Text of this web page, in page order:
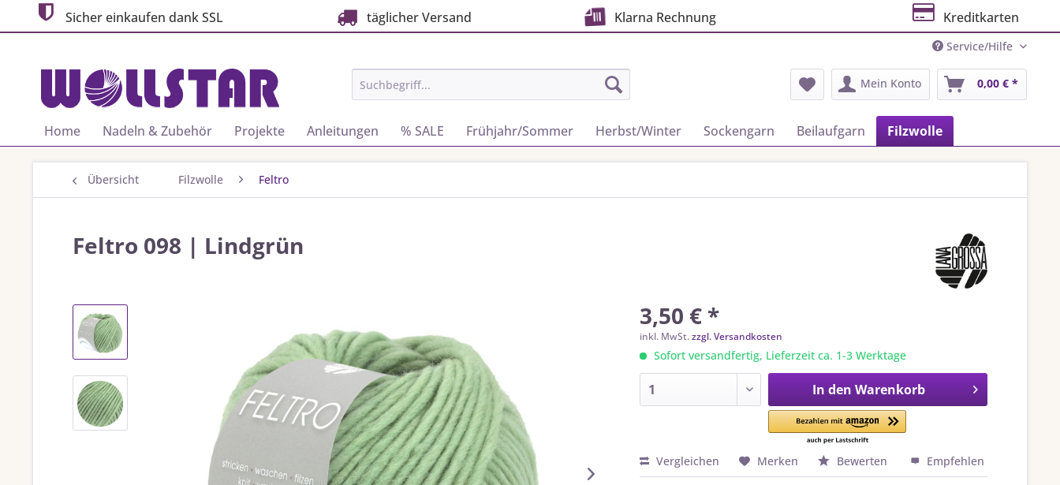
Sicher einkaufen dank SSL täglicher Versand Klarna Rechnung Kreditkarten
Service/Hilfe
Mein Konto 0,00 € *
Home Nadeln & Zubehör Projekte Anleitungen % SALE Frühjahr/Sommer Herbst/Winter Sockengarn Beilaufgarn Filzwolle
Übersicht Filzwolle Feltro
Feltro 098 | Lindgrün
3,50 € *
inkl. MwSt.zzgl. Versandkosten
Sofort versandfertig, Lieferzeit ca. 1-3 Werktage
In den Warenkorb
Vergleichen Merken Bewerten Empfehlen